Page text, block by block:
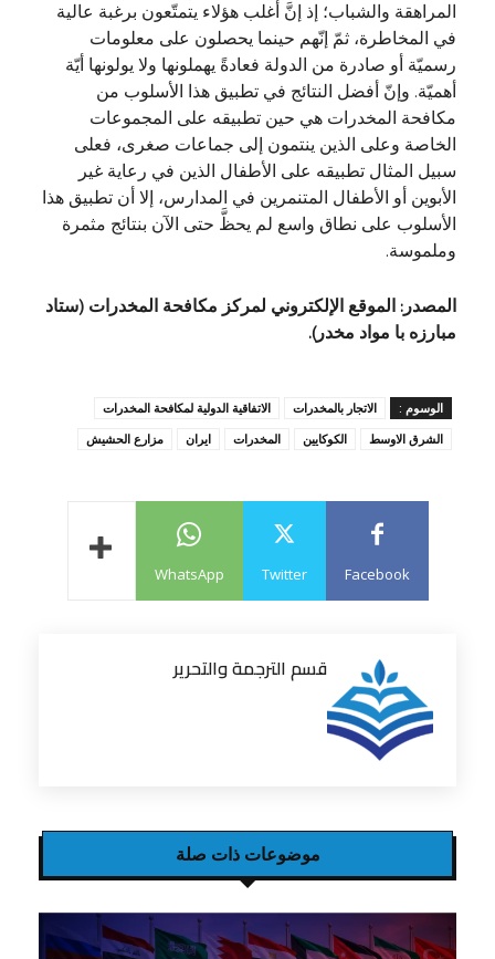
المراهقة والشباب؛ إذ إنَّ أغلب هؤلاء يتمتّعون برغبة عالية
في المخاطرة، ثمّ إنّهم حينما يحصلون على معلومات
رسميّة أو صادرة من الدولة فعادةً يهملونها ولا يولونها أيّة
أهميّة. وإنّ أفضل النتائج في تطبيق هذا الأسلوب من
مكافحة المخدرات هي حين تطبيقه على المجموعات
الخاصة وعلى الذين ينتمون إلى جماعات صغرى، فعلى
سبيل المثال تطبيقه على الأطفال الذين في رعاية غير
الأبوين أو الأطفال المتنمرين في المدارس، إلا أن تطبيق هذا
الأسلوب على نطاق واسع لم يحظَّ حتى الآن بنتائج مثمرة
وملموسة.
المصدر: الموقع الإلكتروني لمركز مكافحة المخدرات (ستاد
مبارزه با مواد مخدر).
الوسوم : الاتجار بالمخدرات
الاتفاقية الدولية لمكافحة المخدرات
الشرق الاوسط
الكوكايين المخدرات ايران مزارع الحشيش
Facebook
Twitter
WhatsApp
قسم الترجمة والتحرير
موضوعات ذات صلة